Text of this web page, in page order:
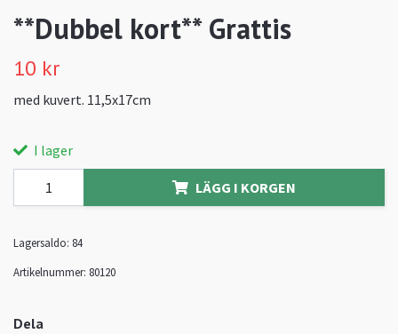
**Dubbel kort** Grattis
10 kr
med kuvert. 11,5x17cm
I lager
LÄGG I KORGEN
Lagersaldo: 84
Artikelnummer: 80120
Dela